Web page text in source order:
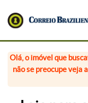
Olá, o imóvel que
não se preocupe veja